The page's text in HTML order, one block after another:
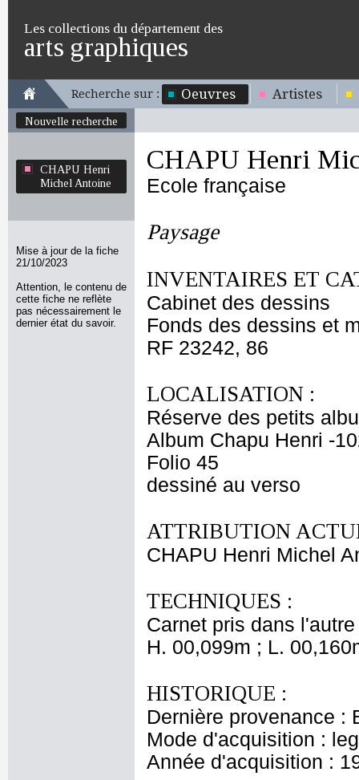
Les collections du département des
arts graphiques
Recherche sur : Oeuvres Artistes
Nouvelle recherche
CHAPU Henri
Michel Antoine
Mise à jour de la fiche
21/10/2023
Attention, le contenu de
cette fiche ne reflète
pas nécessairement le
dernier état du savoir.
CHAPU Henri
Ecole française
Paysage
INVENTAIRES ET
Cabinet des dessins
Fonds des dessins et
RF 23242, 86
LOCALISATION :
Réserve des petits
Album Chapu Henri -
Folio 45
dessiné au verso
ATTRIBUTION
CHAPU Henri Michel
TECHNIQUES :
Carnet pris dans
H. 00,099m ; L.
HISTORIQUE :
Dernière provenance :
Mode d'acquisition :
Année d'acquisition :